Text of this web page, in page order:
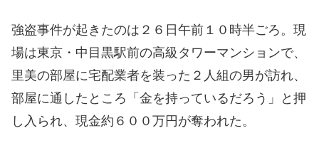
強盗事件が起きたのは２６日午前１０時半ごろ。現
場は東京・中目黒駅前の高級タワーマンションで、
里美の部屋に宅配業者を装った２人組の男が訪れ、
部屋に通したところ「金を持っているだろう」と押
し入られ、現金約６００万円が奪われた。